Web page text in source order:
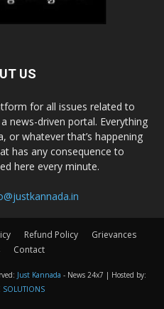
US
for all issues related to
news-driven portal. Everything
or whatever that’s happening
has any consequence to
here every minute.
Refund Policy
Grievances
Contact
Just Kannada - News 24x7 | Hosted by:
SOLUTIONS